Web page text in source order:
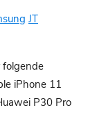
JT
folgende
iPhone 11
P30 Pro